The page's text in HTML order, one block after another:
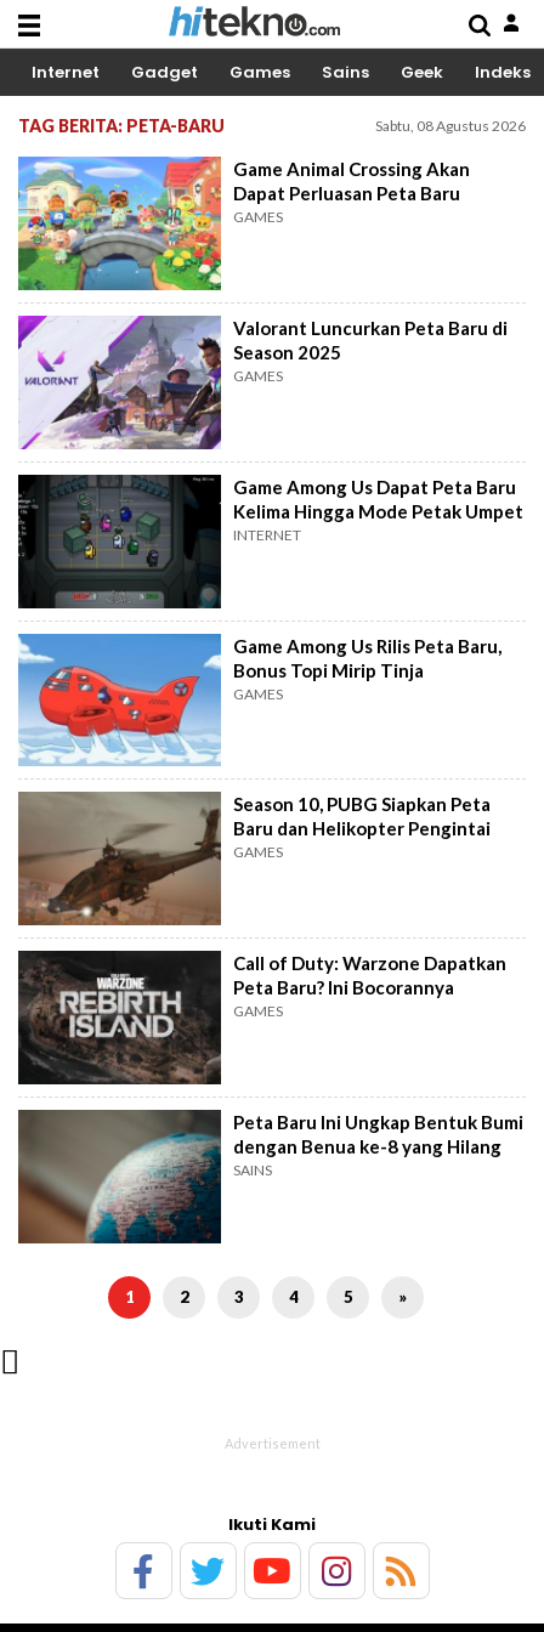
Internet Gadget Games Sains Geek Indeks
TAG BERITA: PETA-BARU Sabtu, 08 Agustus 2026
Game Animal Crossing Akan
Dapat Perluasan Peta Baru
GAMES
Valorant Luncurkan Peta Baru di
Season 2025
GAMES
Game Among Us Dapat Peta Baru
Kelima Hingga Mode Petak Umpet
INTERNET
Game Among Us Rilis Peta Baru,
Bonus Topi Mirip Tinja
GAMES
Season 10, PUBG Siapkan Peta
Baru dan Helikopter Pengintai
GAMES
Call of Duty: Warzone Dapatkan
Peta Baru? Ini Bocorannya
GAMES
Peta Baru Ini Ungkap Bentuk Bumi
dengan Benua ke-8 yang Hilang
SAINS
1 2 3 4 5 »

Ikuti Kami